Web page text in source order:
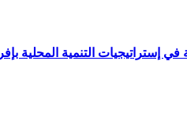
إستراتيجيات التنمية المحلية